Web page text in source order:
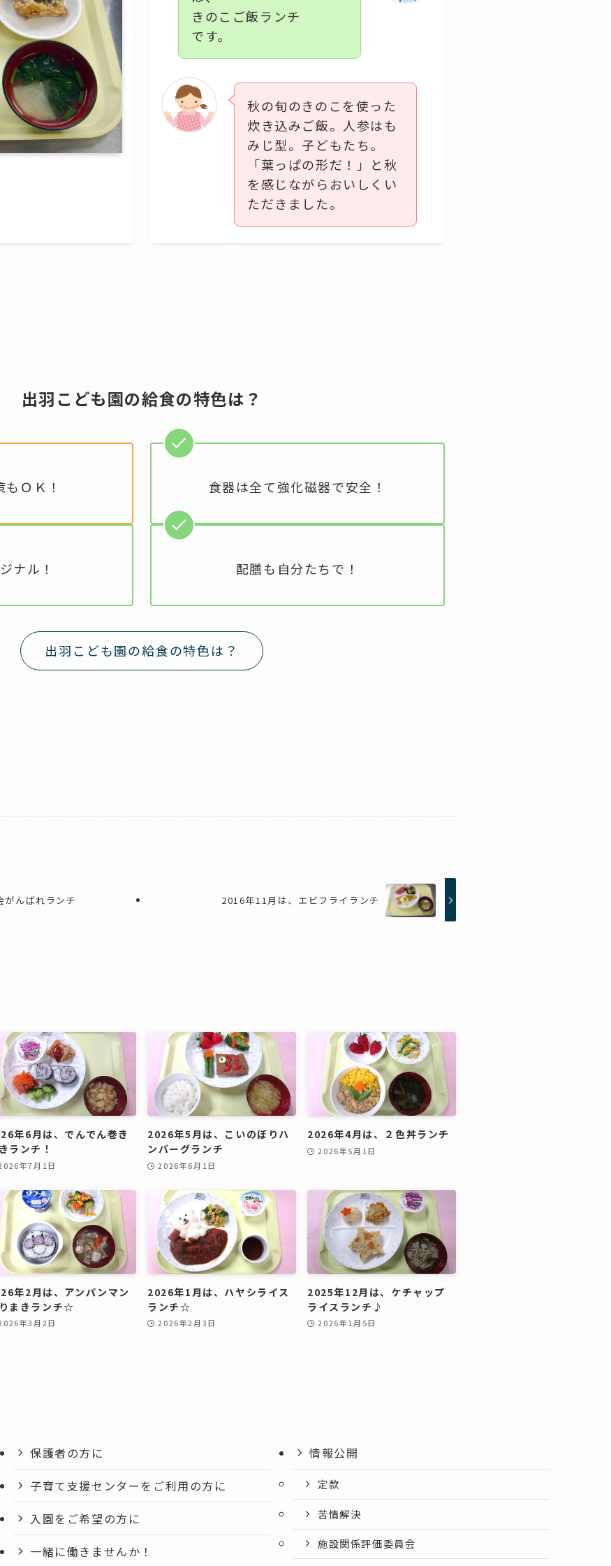
きのこご飯ランチ
です。
秋の旬のきのこを使った
炊き込みご飯。人参はも
みじ型。子どもたち。
「葉っぱの形だ！」と秋
を感じながらおいしくい
ただきました。
出羽こども園の給食の特色は？
ＯＫ！ 食器は全て強化磁器で安全！
ナル！ 配膳も自分たちで！
出羽こども園の給食の特色は？
んばれランチ 2016年11月は、エビフライランチ
年6月は、でんでん巻き
ランチ！
年7月1日
2026年5月は、こいのぼりハ
ンバーグランチ
2026年6月1日
2026年4月は、２色丼ランチ
2026年5月1日
年2月は、アンパンマン
まきランチ☆
年3月2日
2026年1月は、ハヤシライス
ランチ☆
2026年2月3日
2025年12月は、ケチャップ
ライスランチ♪
2026年1月5日
保護者の方に
子育て支援センターをご利用の方に
入園をご希望の方に
一緒に働きませんか！
情報公開
定款
苦情解決
施設関係評価委員会